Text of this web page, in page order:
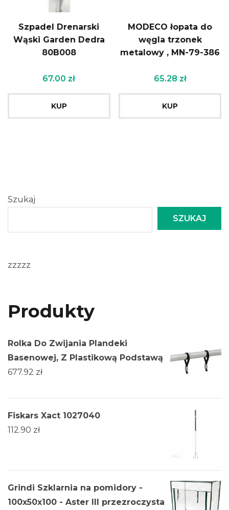
Szpadel Drenarski
Wąski Garden Dedra
80B008
67.00 zł
KUP
MODECO łopata do
węgla trzonek
metalowy , MN-79-386
65.28 zł
KUP
Szukaj
SZUKAJ
zzzzz
Produkty
Rolka Do Zwijania Plandeki
Basenowej, Z Plastikową Podstawą
677.92 zł
Fiskars Xact 1027040
112.90 zł
Grindi Szklarnia na pomidory -
100x50x100 - Aster III przezroczysta